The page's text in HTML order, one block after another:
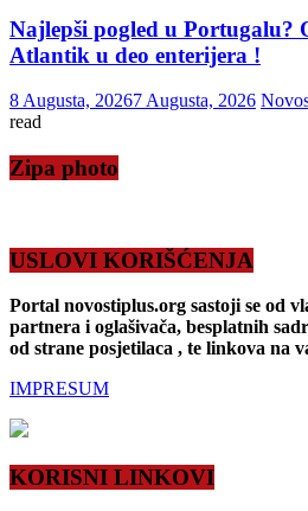
Najlepši pogled u Portugalu?
Atlantik u deo enterijera !
8 Augusta, 20267 Augusta, 2026
read
Zipa photo
USLOVI KORIŠĆENJA
Portal novostiplus.org sastoji se od
partnera i oglašivača, besplatnih
od strane posjetilaca , te linkova na
IMPRESUM
KORISNI LINKOVI